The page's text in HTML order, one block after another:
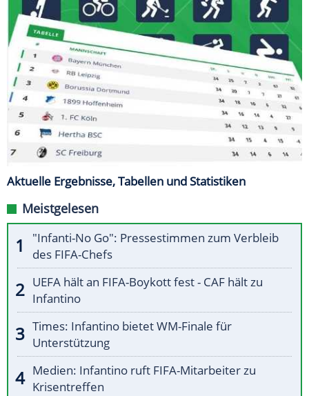
Aktuelle Ergebnisse, Tabellen und Statistiken
Meistgelesen
"Infanti-No Go": Pressestimmen zum Verbleib
des FIFA-Chefs
UEFA hält an FIFA-Boykott fest - CAF hält zu
Infantino
Times: Infantino bietet WM-Finale für
Unterstützung
Medien: Infantino ruft FIFA-Mitarbeiter zu
Krisentreffen